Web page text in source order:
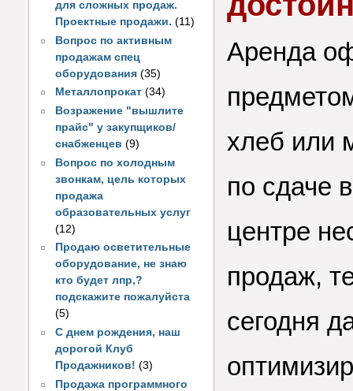
для сложных продаж.
Проектные продажи. (11)
Вопрос по активным
продажам спец
оборудования (35)
Металлопрокат (34)
Возражение "вышлите
прайс" у закупщиков/
снабженцев (9)
Вопрос по холодным
звонкам, цель которых
продажа
образовательных услуг
(12)
Продаю осветительные
оборудование, не знаю
кто будет лпр,?
подскажите пожалуйста
(5)
С днем рождения, наш
дорогой Клуб
Продажников! (3)
Продажа программного
Аренда
хлеб или
по сдаче
центре
продаж,
сегодня